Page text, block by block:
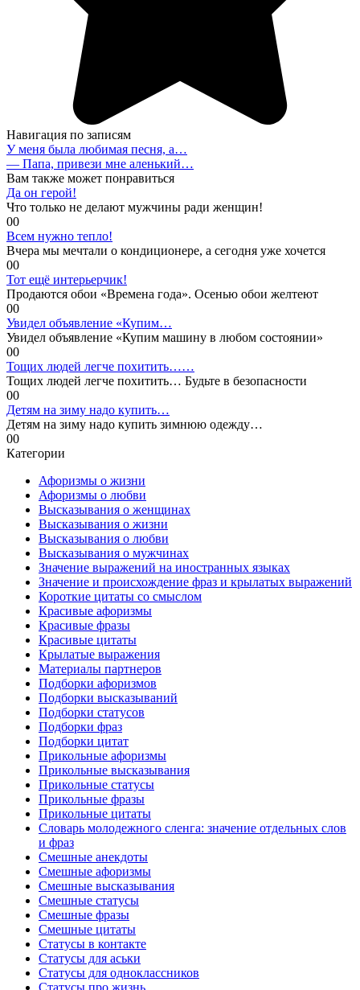
Навигация по записям
У меня была любимая песня, а…
— Папа, привези мне аленький…
Вам также может понравиться
Да он герой!
Что только не делают мужчины ради женщин!
00
Всем нужно тепло!
Вчера мы мечтали о кондиционере, а сегодня уже хочется
00
Тот ещё интерьерчик!
Продаются обои «Времена года». Осенью обои желтеют
00
Увидел объявление «Купим…
Увидел объявление «Купим машину в любом состоянии»
00
Тощих людей легче похитить……
Тощих людей легче похитить… Будьте в безопасности
00
Детям на зиму надо купить…
Детям на зиму надо купить зимнюю одежду…
00
Категории
Афоризмы о жизни
Афоризмы о любви
Высказывания о женщинах
Высказывания о жизни
Высказывания о любви
Высказывания о мужчинах
Значение выражений на иностранных языках
Значение и происхождение фраз и крылатых выражений
Короткие цитаты со смыслом
Красивые афоризмы
Красивые фразы
Красивые цитаты
Крылатые выражения
Материалы партнеров
Подборки афоризмов
Подборки высказываний
Подборки статусов
Подборки фраз
Подборки цитат
Прикольные афоризмы
Прикольные высказывания
Прикольные статусы
Прикольные фразы
Прикольные цитаты
Словарь молодежного сленга: значение отдельных слов
и фраз
Смешные анекдоты
Смешные афоризмы
Смешные высказывания
Смешные статусы
Смешные фразы
Смешные цитаты
Статусы в контакте
Статусы для аськи
Статусы для одноклассников
Статусы про жизнь